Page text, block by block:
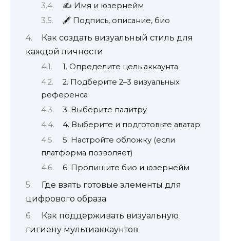
✍️ Имя и юзернейм
🖋 Подпись, описание, био
Как создать визуальный стиль для
каждой личности
1. Определите цель аккаунта
2. Подберите 2–3 визуальных
референса
3. Выберите палитру
4. Выберите и подготовьте аватар
5. Настройте обложку (если
платформа позволяет)
6. Пропишите био и юзернейм
Где взять готовые элементы для
цифрового образа
Как поддерживать визуальную
гигиену мультиаккаунтов